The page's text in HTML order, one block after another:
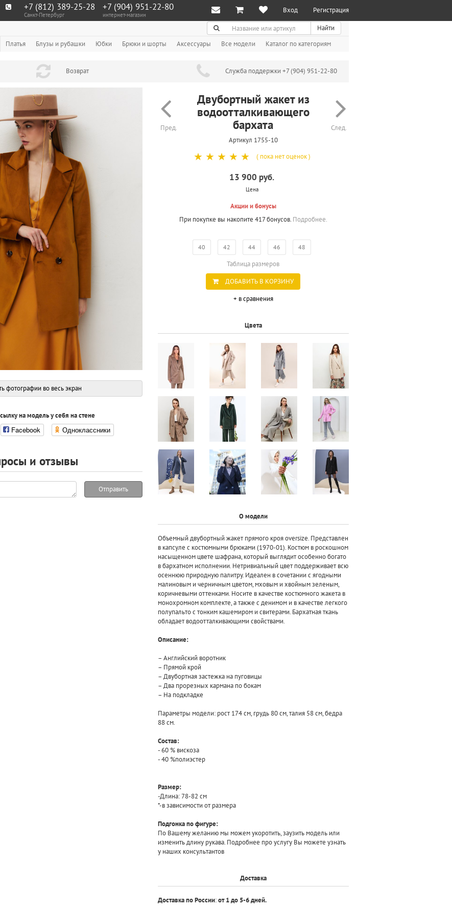
+7 (812) 389-25-28
Санкт-Петербург
+7 (904) 951‑22‑80
интернет-магазин
Вход Регистрация
Поиск
Найти
Платья Блузы и рубашки Юбки Брюки и шорты Аксессуары Все модели Каталог по категориям
Возврат Служба поддержки +7 (904) 951-22-80
фотографии во весь экран
на модель у себя на стене
Facebook Одноклассники
и отзывы
Отправить
Пред.
Двубортный жакет из
водоотталкивающего
бархата
Артикул 1755-10
След.
☆
☆
☆
☆
☆ ( пока нет оценок )
13 900 руб.
Цена
Акции и бонусы
При покупке вы накопите 417 бонусов. Подробнее.
40 42 44 46 48
Таблица размеров
ДОБАВИТЬ В КОРЗИНУ
+ в сравнения
Цвета
О модели
Объемный двубортный жакет прямого кроя oversize. Представлен
в капсуле с костюмными брюками (1970-01). Костюм в роскошном
насыщенном цвете шафрана, который выглядит особенно богато
в бархатном исполнении. Нетривиальный цвет поддерживает всю
осеннюю природную палитру. Идеален в сочетании с ягодными
малиновым и черничным цветом, мховым и хвойным зеленым,
коричневыми оттенками. Носите в качестве костюмного жакета в
монохромном комплекте, а также с денимом и в качестве легкого
полупальто с тонким кашемиром и свитерами. Бархатная ткань
обладает водоотталкивающими свойствами.
Описание:
– Английский воротник
– Прямой крой
– Двубортная застежка на пуговицы
– Два прорезных кармана по бокам
– На подкладке
Параметры модели: рост 174 см, грудь 80 см, талия 58 см, бедра
88 см.
Состав:
- 60 % вискоза
- 40 %полиэстер
Размер:
-Длина: 78-82 см
*-в зависимости от размера
Подгонка по фигуре:
По Вашему желанию мы можем укоротить, заузить модель или
изменить длину рукава. Подробнее про услугу Вы можете узнать
у наших консультантов
Доставка
Доставка по России:от 1 до 5-6 дней.